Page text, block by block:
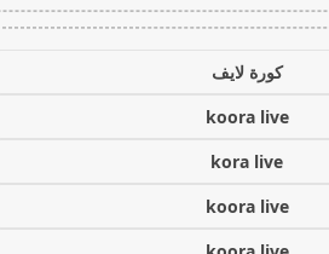
كورة لايف
koora live
kora live
koora live